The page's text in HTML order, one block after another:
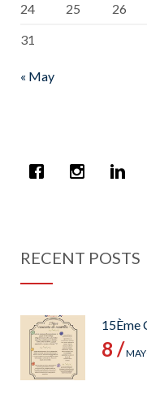
24
25 26
31
« May
RECENT POSTS
15Ème
8 /